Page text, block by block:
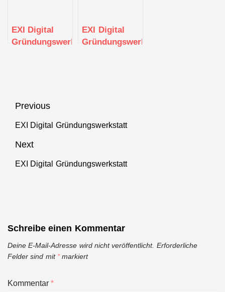
EXI Digital
Gründungswerkstatt
EXI Digital
Gründungswerkstatt
Beitragsnavigation
Previous
Previous
EXI Digital Gründungswerkstatt
Next
Next
EXI Digital Gründungswerkstatt
Schreibe einen Kommentar
Deine E-Mail-Adresse wird nicht veröffentlicht. Erforderliche
Felder sind mit *markiert
Kommentar*